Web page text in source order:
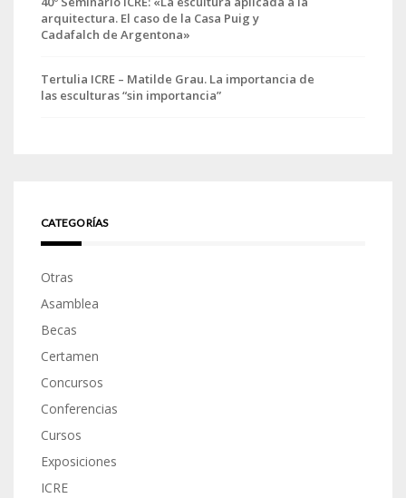
arquitectura. El caso de la Casa Puig y
Cadafalch de Argentona»
Tertulia ICRE – Matilde Grau. La importancia de
las esculturas “sin importancia”
CATEGORÍAS
Otras
Asamblea
Becas
Certamen
Concursos
Conferencias
Cursos
Exposiciones
ICRE